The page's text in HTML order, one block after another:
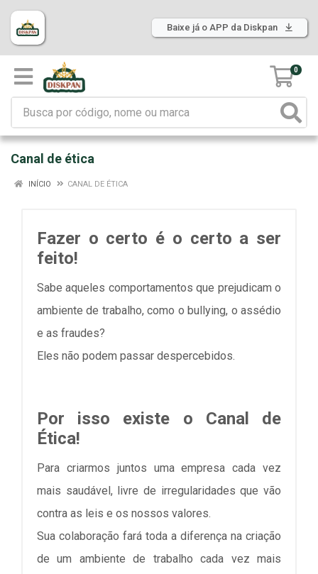
Baixe já o APP da Diskpan
0
Canal de ética
INÍCIO CANAL DE ÉTICA
Fazer o certo é o certo a ser
feito!
Sabe aqueles comportamentos que prejudicam o
ambiente de trabalho, como o bullying, o assédio
e as fraudes?
Eles não podem passar despercebidos.
Por isso existe o Canal de
Ética!
Para criarmos juntos uma empresa cada vez
mais saudável, livre de irregularidades que vão
contra as leis e os nossos valores.
Sua colaboração fará toda a diferença na criação
de um ambiente de trabalho cada vez mais